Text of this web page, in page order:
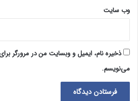
وب‌ سایت
ذخیره نام، ایمیل و وبسایت من در مرورگر
می‌نویسم.